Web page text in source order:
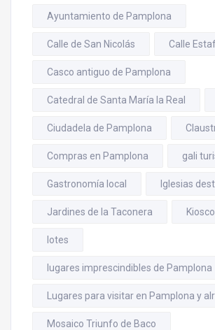
Ayuntamiento de Pamplona
Calle de San Nicolás Calle
Casco antiguo de Pamplona
Catedral de Santa María la Real
Ciudadela de Pamplona
Compras en Pamplona gali
Gastronomía local Iglesias
Jardines de la Taconera
lotes
lugares imprescindibles de Pamplona
Lugares para visitar en Pamplona y
Mosaico Triunfo de Baco